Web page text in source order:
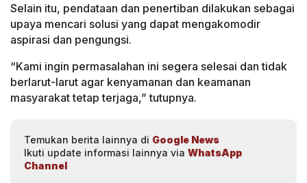
Selain itu, pendataan dan penertiban dilakukan sebagai
upaya mencari solusi yang dapat mengakomodir
aspirasi dan pengungsi.
“Kami ingin permasalahan ini segera selesai dan tidak
berlarut-larut agar kenyamanan dan keamanan
masyarakat tetap terjaga,” tutupnya.
Temukan berita lainnya di Google News
Ikuti update informasi lainnya via WhatsApp
Channel